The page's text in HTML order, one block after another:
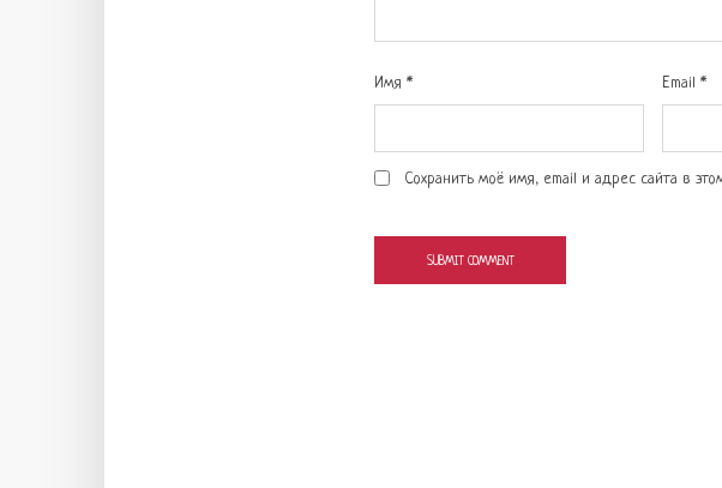
Имя * Email *
Сохранить моё имя, email и адрес сайта в